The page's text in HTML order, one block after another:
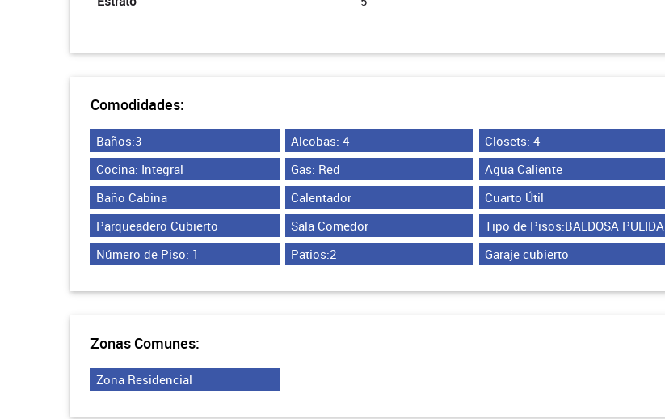
Comodidades:
Baños:3 Alcobas: 4
Closets: 4
Cocina: Integral
Gas: Red
Agua Caliente
Baño Cabina
Calentador
Cuarto Útil
Parqueadero Cubierto
Sala Comedor
Tipo de Pisos:BALDOSA PULIDA
Número de Piso: 1
Patios:2 Garaje cubierto
Zonas Comunes:
Zona Residencial